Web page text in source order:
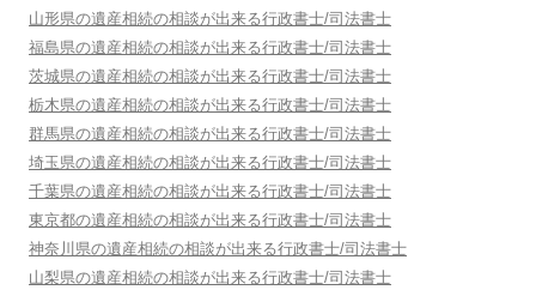
山形県の遺産相続の相談が出来る行政書士/司法書士
福島県の遺産相続の相談が出来る行政書士/司法書士
茨城県の遺産相続の相談が出来る行政書士/司法書士
栃木県の遺産相続の相談が出来る行政書士/司法書士
群馬県の遺産相続の相談が出来る行政書士/司法書士
埼玉県の遺産相続の相談が出来る行政書士/司法書士
千葉県の遺産相続の相談が出来る行政書士/司法書士
東京都の遺産相続の相談が出来る行政書士/司法書士
神奈川県の遺産相続の相談が出来る行政書士/司法書士
山梨県の遺産相続の相談が出来る行政書士/司法書士